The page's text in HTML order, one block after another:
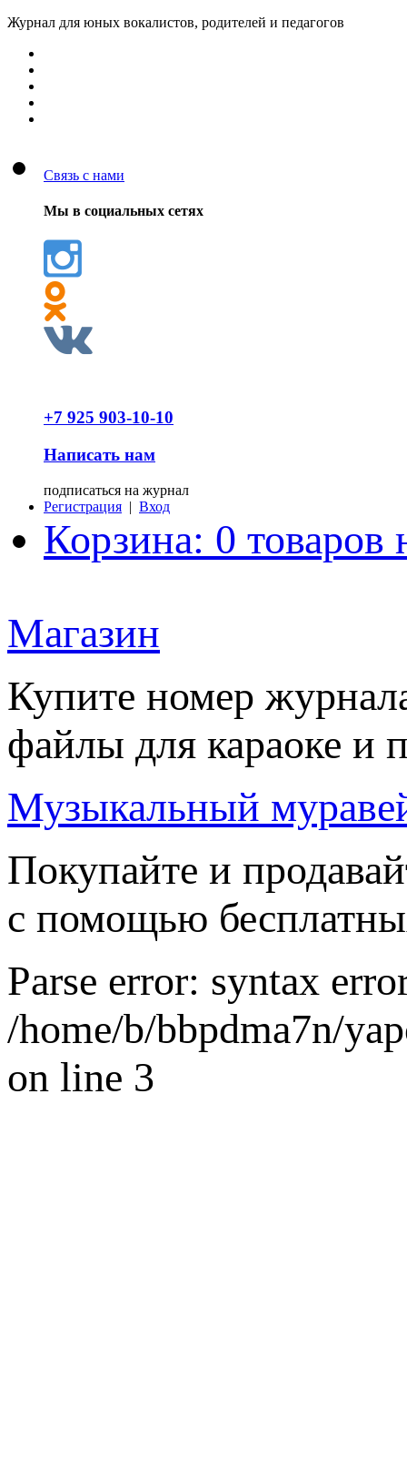
Журнал для юных вокалистов, родителей и педагогов
Связь с нами
Мы в социальных сетях
+7 925 903-10-10
Написать нам
подписаться на журнал
Регистрация | Вход
Корзина: 0 товаров
Магазин
Купите номер
файлы для караоке и
Музыкальный
Покупайте и
с помощью
Parse error: syntax
/home/b/bbpdma7n/
on line 3